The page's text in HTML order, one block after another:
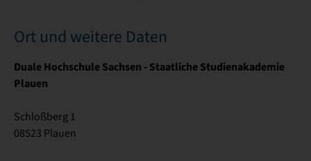
Ort und weitere Daten
Duale Hochschule Sachsen - Staatliche Studienakademie
Plauen
Schloßberg 1
08523 Plauen